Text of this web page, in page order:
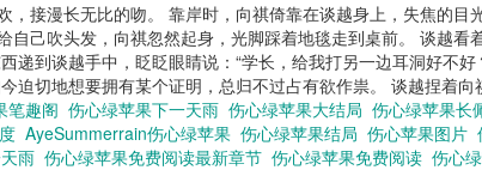
接漫长无比的吻。 靠岸时，向祺倚靠在谈越身上，失焦的目
己吹头发，向祺忽然起身，光脚踩着地毯走到桌前。 谈越
递到谈越手中，眨眨眼睛说：“学长，给我打另一边耳洞好不
迫切地想要拥有某个证明，总归不过占有欲作祟。 谈越捏着
笔趣阁 伤心绿苹果下一天雨 伤心绿苹果大结局 伤心绿苹果长
AyeSummerrain伤心绿苹果 伤心绿苹果结局 伤心苹果图片
雨 伤心绿苹果免费阅读最新章节 伤心绿苹果免费阅读 伤心